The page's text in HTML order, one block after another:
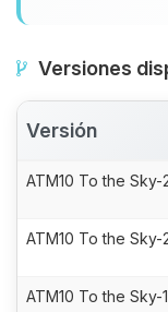
Versiones
Versión
ATM10 To the Sky-
ATM10 To the Sky-
ATM10 To the Sky-